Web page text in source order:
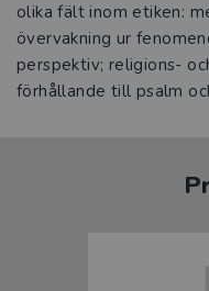
olika fält inom etiken:
övervakning ur
perspektiv; religions-
förhållande till psalm